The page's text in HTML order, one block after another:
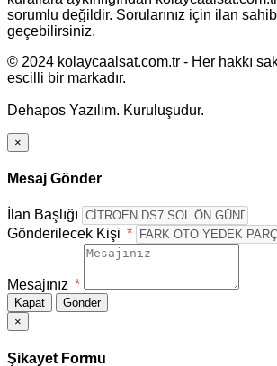
sorumlu değildir. Sorularınız için ilan
geçebilirsiniz.
© 2024 kolaycaalsat.com.tr - Her hakkı
escilli bir markadır.
Dehapos Yazılım. Kuruluşudur.
×
Mesaj Gönder
İlan Başlığı
Gönderilecek Kişi *
Mesajınız *
Kapat
Gönder
×
Şikayet Formu